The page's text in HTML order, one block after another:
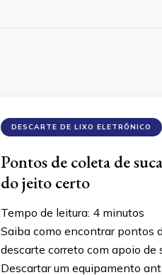
DESCARTE DE LIXO ELETRÔNICO
Pontos de coleta de
do jeito certo
Tempo de leitura: 4 minutos
Saiba como encontrar pontos
descarte correto com apoio de
Descartar um equipamento